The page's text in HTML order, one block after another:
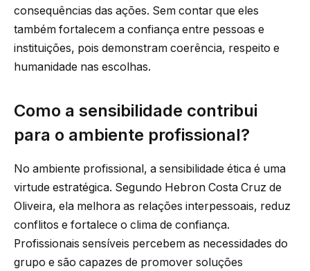
consequências das ações. Sem contar que eles
também fortalecem a confiança entre pessoas e
instituições, pois demonstram coerência, respeito e
humanidade nas escolhas.
Como a sensibilidade contribui
para o ambiente profissional?
No ambiente profissional, a sensibilidade ética é uma
virtude estratégica. Segundo Hebron Costa Cruz de
Oliveira, ela melhora as relações interpessoais, reduz
conflitos e fortalece o clima de confiança.
Profissionais sensíveis percebem as necessidades do
grupo e são capazes de promover soluções